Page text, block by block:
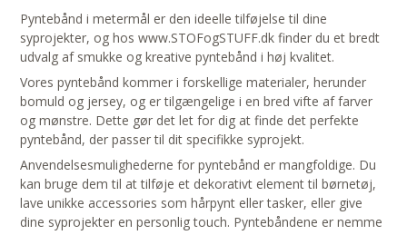
Pyntebånd i metermål er den ideelle tilføjelse til dine
syprojekter, og hos www.STOFogSTUFF.dk finder du et bredt
udvalg af smukke og kreative pyntebånd i høj kvalitet.
Vores pyntebånd kommer i forskellige materialer, herunder
bomuld og jersey, og er tilgængelige i en bred vifte af farver
og mønstre. Dette gør det let for dig at finde det perfekte
pyntebånd, der passer til dit specifikke syprojekt.
Anvendelsesmulighederne for pyntebånd er mangfoldige. Du
kan bruge dem til at tilføje et dekorativt element til børnetøj,
lave unikke accessories som hårpynt eller tasker, eller give
dine syprojekter en personlig touch. Pyntebåndene er nemme